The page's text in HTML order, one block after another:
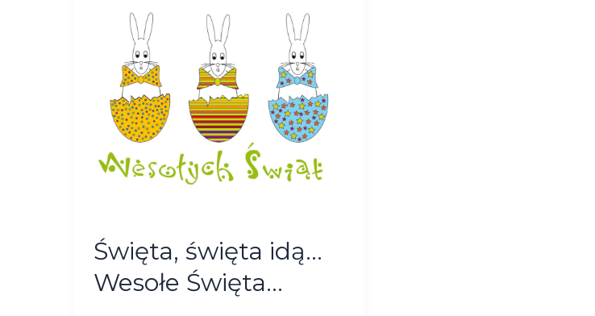
Święta, święta idą…
Wesołe Święta…
święta
Wesołe
Święta…